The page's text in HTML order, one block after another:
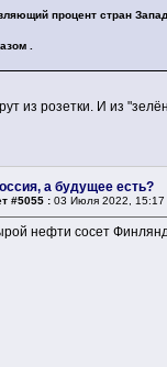
стран Западной
.
из розетки. И из
а будущее есть?
#5055 : 03 Июля 2022, 15:17
нефти сосет